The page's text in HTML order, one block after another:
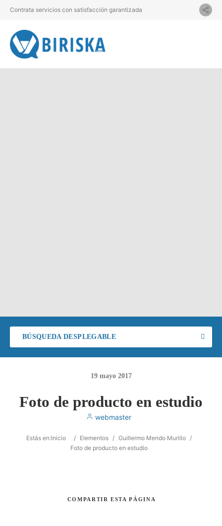
Contrata servicios con satisfacción garantizada
BÚSQUEDA DESPLEGABLE
19 mayo 2017
Foto de producto en estudio
webmaster
Estás en:Inicio / Elementos / Guillermo Mendo Murillo /
Foto de producto en estudio
COMPARTIR ESTA PÁGINA